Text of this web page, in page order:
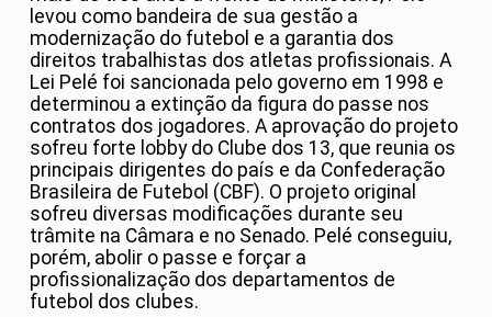
levou como bandeira de sua gestão a
modernização do futebol e a garantia dos
direitos trabalhistas dos atletas profissionais. A
Lei Pelé foi sancionada pelo governo em 1998 e
determinou a extinção da figura do passe nos
contratos dos jogadores. A aprovação do projeto
sofreu forte lobby do Clube dos 13, que reunia os
principais dirigentes do país e da Confederação
Brasileira de Futebol (CBF). O projeto original
sofreu diversas modificações durante seu
trâmite na Câmara e no Senado. Pelé conseguiu,
porém, abolir o passe e forçar a
profissionalização dos departamentos de
futebol dos clubes.